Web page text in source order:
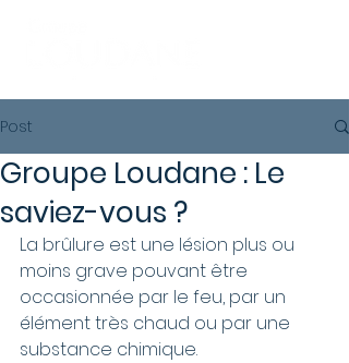
Post
Groupe Loudane : Le
saviez-vous ?
La brûlure est une lésion plus ou
moins grave pouvant être
occasionnée par le feu, par un
élément très chaud ou par une
substance chimique.